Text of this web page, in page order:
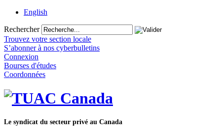
English
Rechercher
Trouvez votre section locale
S’abonner à nos cyberbulletins
Connexion
Bourses d'études
Coordonnées
Le syndicat du secteur privé au Canada